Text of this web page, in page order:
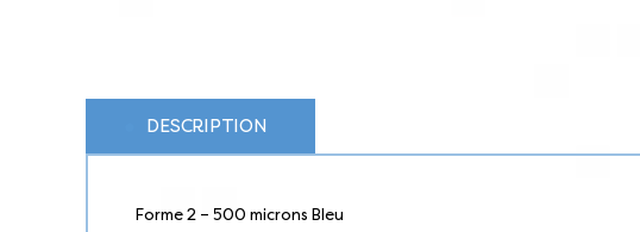
DESCRIPTION
Forme 2 – 500 microns Bleu